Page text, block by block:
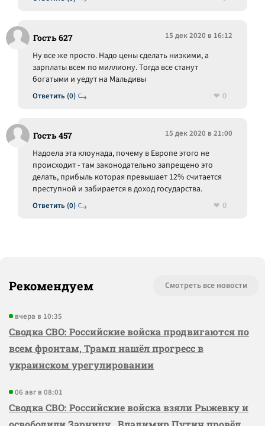
Гость 627 15 дек 2020 в 16:12
Ответить (0)
Ну все же просто. Надо цены сделать низкими, а
зарплаты всем по миллиону. Тогда все станут
богатыми и уедут на Мальдивы
0
Гость 457 15 дек 2020 в 21:00
Ответить (0)
Надоела эта клоунада, почему в Европе этого не
происходит - там законодательно запрещено это
делать, прибыль которая превышает 12% считается
преступной и забирается в доход государства.
0
Рекомендуем Смотреть все новости
вчера в 10:35
Сводка СВО: Российские войска продвигаются по
всем фронтам, Трамп нашёл прогресс в
украинском урегулировании
06 авг в 08:01
Сводка СВО: Российские войска взяли Рыжевку и